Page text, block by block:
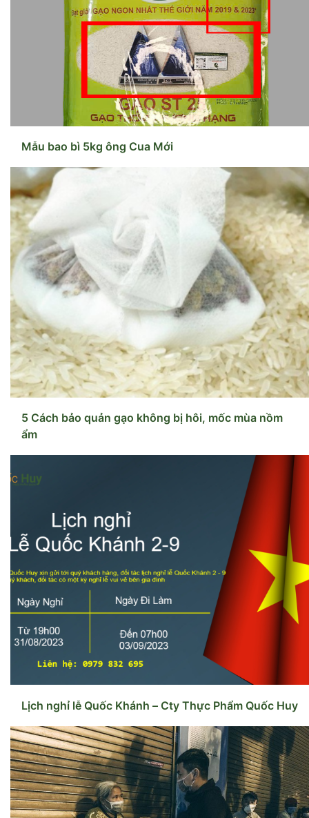
Mẫu bao bì 5kg ông Cua Mới
5 Cách bảo quản gạo không bị hôi, mốc mùa nồm
ẩm
Lịch nghỉ lễ Quốc Khánh – Cty Thực Phẩm Quốc Huy